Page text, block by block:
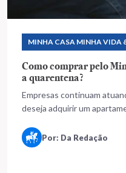
MINHA CASA MINHA VIDA
Como comprar pelo
a quarentena?
Empresas continuam
deseja adquirir um
Por: Da Redação